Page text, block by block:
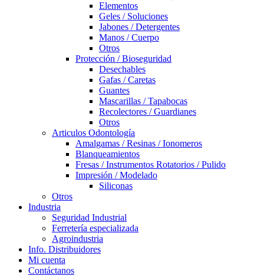
Elementos
Geles / Soluciones
Jabones / Detergentes
Manos / Cuerpo
Otros
Protección / Bioseguridad
Desechables
Gafas / Caretas
Guantes
Mascarillas / Tapabocas
Recolectores / Guardianes
Otros
Articulos Odontología
Amalgamas / Resinas / Ionomeros
Blanqueamientos
Fresas / Instrumentos Rotatorios / Pulido
Impresión / Modelado
Siliconas
Otros
Industria
Seguridad Industrial
Ferretería especializada
Agroindustria
Info. Distribuidores
Mi cuenta
Contáctanos